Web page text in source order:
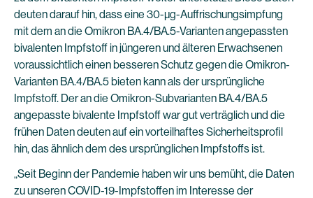
deuten darauf hin, dass eine 30-µg-Auffrischungsimpfung
mit dem an die Omikron BA.4/BA.5-Varianten angepassten
bivalenten Impfstoff in jüngeren und älteren Erwachsenen
voraussichtlich einen besseren Schutz gegen die Omikron-
Varianten BA.4/BA.5 bieten kann als der ursprüngliche
Impfstoff. Der an die Omikron-Subvarianten BA.4/BA.5
angepasste bivalente Impfstoff war gut verträglich und die
frühen Daten deuten auf ein vorteilhaftes Sicherheitsprofil
hin, das ähnlich dem des ursprünglichen Impfstoffs ist.
„Seit Beginn der Pandemie haben wir uns bemüht, die Daten
zu unseren COVID-19-Impfstoffen im Interesse der